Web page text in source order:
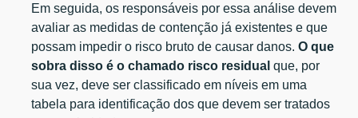
Em seguida, os responsáveis por essa análise devem
avaliar as medidas de contenção já existentes e que
possam impedir o risco bruto de causar danos.O que
sobra disso é o chamado risco residual que, por
sua vez, deve ser classificado em níveis em uma
tabela para identificação dos que devem ser tratados